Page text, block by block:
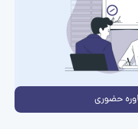
حضوری